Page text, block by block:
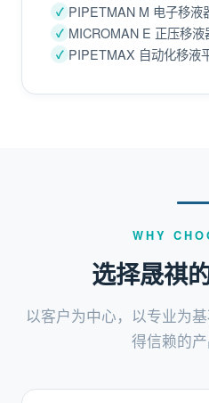
PIPETMAN M 电子移液
MICROMAN E 正压移液
PIPETMAX 自动化移液
WHY
选择晟祺
以客户为中心，以专业为
得信赖的